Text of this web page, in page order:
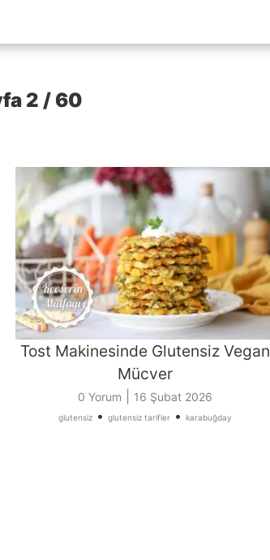
2 / 60
Tost Makinesinde Glutensiz Vegan
Mücver
0 Yorum 16 Şubat 2026
glutensiz • glutensiz tarifler • karabuğday